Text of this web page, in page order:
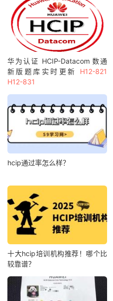
华为认证 HCIP-Datacom 数通
新版题库实时更新 H12-821
H12-831
hcip通过率怎么样？
十大hcip培训机构推荐！哪个比
较靠谱？